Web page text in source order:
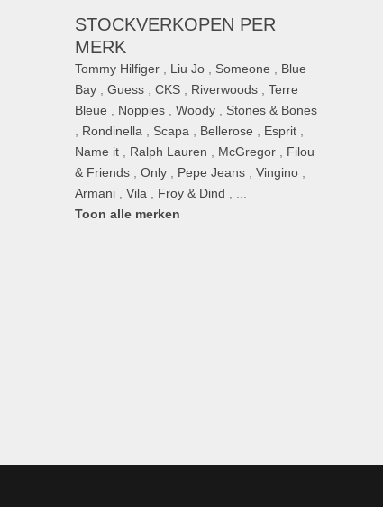
STOCKVERKOPEN PER
MERK
Tommy Hilfiger Liu Jo Someone
Blue
Bay ,Guess ,CKS Riverwoods ,Terre
Bleue
Noppies ,Woody
Stones & Bones
Rondinella Scapa Bellerose Esprit
Name it
Ralph Lauren McGregor
Filou
& Friends ,Only Pepe Jeans ,Vingino
Armani ,Vila Froy & Dind
Toon alle merken